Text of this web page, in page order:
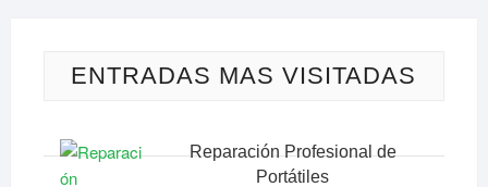
ENTRADAS MAS VISITADAS
Reparación Profesional de
Portátiles